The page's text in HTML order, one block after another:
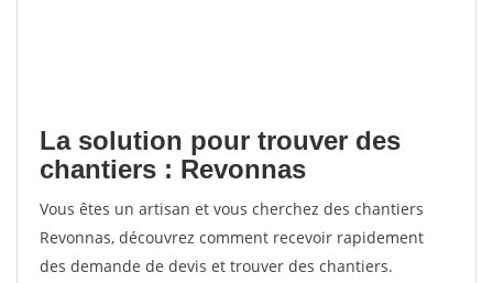
La solution pour trouver des
chantiers : Revonnas
Vous êtes un artisan et vous cherchez des chantiers
Revonnas, découvrez comment recevoir rapidement
des demande de devis et trouver des chantiers.